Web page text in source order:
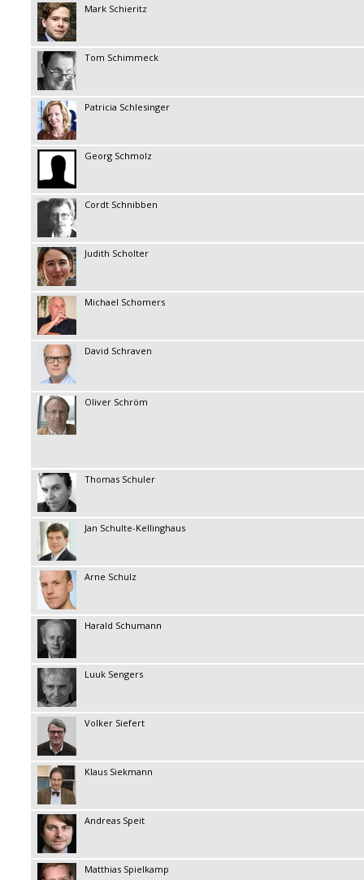
Mark Schieritz
Tom Schimmeck
Patricia Schlesinger
Georg Schmolz
Cordt Schnibben
Judith Scholter
Michael Schomers
David Schraven
Oliver Schröm
Thomas Schuler
Jan Schulte-Kellinghaus
Arne Schulz
Harald Schumann
Luuk Sengers
Volker Siefert
Klaus Siekmann
Andreas Speit
Matthias Spielkamp